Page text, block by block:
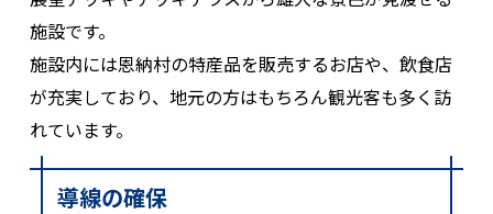
施設です。
施設内には恩納村の特産品を販売するお店や、飲食店
が充実しており、地元の方はもちろん観光客も多く訪
れています。
導線の確保